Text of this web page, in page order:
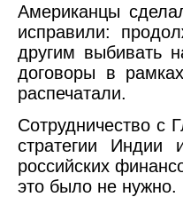
Американцы
исправили:
другим выбивать
договоры в
распечатали.
Сотрудничество с
стратегии Индии
российских
это было не нужно.